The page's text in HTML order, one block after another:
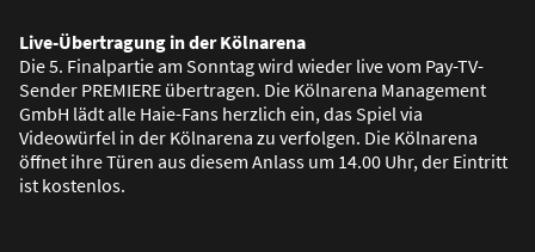
Live-Übertragung in der Kölnarena
Die 5. Finalpartie am Sonntag wird wieder live vom Pay-TV-
Sender PREMIERE übertragen. Die Kölnarena Management
GmbH lädt alle Haie-Fans herzlich ein, das Spiel via
Videowürfel in der Kölnarena zu verfolgen. Die Kölnarena
öffnet ihre Türen aus diesem Anlass um 14.00 Uhr, der Eintritt
ist kostenlos.